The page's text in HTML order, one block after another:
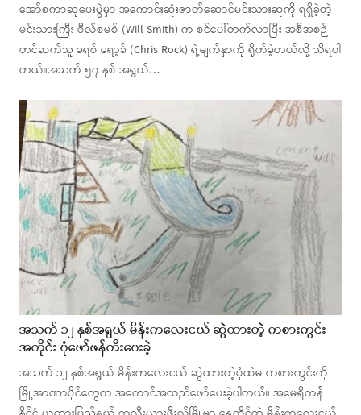
အော်စကာဆုပေးပွဲမှာ အကောင်းဆုံးဇာတ်ဆောင်မင်းသားဆုကို ရရှိခဲ့တဲ့
မင်းသားကြီး ဝီလ်စမစ် (Will Smith) က စင်ပေါ်တက်လာပြီး အစီအစဉ်
တင်ဆက်သူ ခရစ် ရော့ခ် (Chris Rock) ရဲ့မျက်နှာကို ရိုက်ခဲ့တယ်လို့ သိရပါ
တယ်။အသက် ၅၇ နှစ် အရွယ်…
အသက် ၁၂ နှစ်အရွယ် မိန်းကလေးငယ် ဆွဲထားတဲ့ ကစားကွင်း
အတိုင်း ပုံဖော်ဖန်တီးပေးခဲ့
အသက် ၁၂ နှစ်အရွယ် မိန်းကလေးငယ် ဆွဲထားတဲ့ပုံထဲမှ ကစားကွင်းကို
မြို့အာဏာပိုင်တွေက အကောင်အထည်ဖော်ပေးခဲ့ပါတယ်။ အမေရိကန်